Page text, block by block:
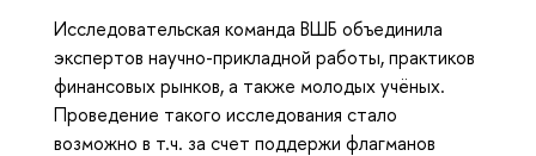
Исследовательская команда ВШБ объединила
экспертов научно-прикладной работы, практиков
финансовых рынков, а также молодых учёных.
Проведение такого исследования стало
возможно в т.ч. за счет поддержи флагманов